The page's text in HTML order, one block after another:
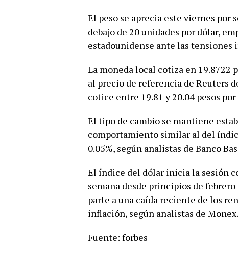
El peso se aprecia este viernes por
debajo de 20 unidades por dólar,
estadounidense ante las tensiones
La moneda local cotiza en 19.8722
al precio de referencia de Reuters
cotice entre 19.81 y 20.04 pesos por
El tipo de cambio se mantiene
comportamiento similar al del
0.05%, según analistas de Banco
El índice del dólar inicia la sesión
semana desde principios de
parte a una caída reciente de los
inflación, según analistas de Monex.
Fuente: forbes